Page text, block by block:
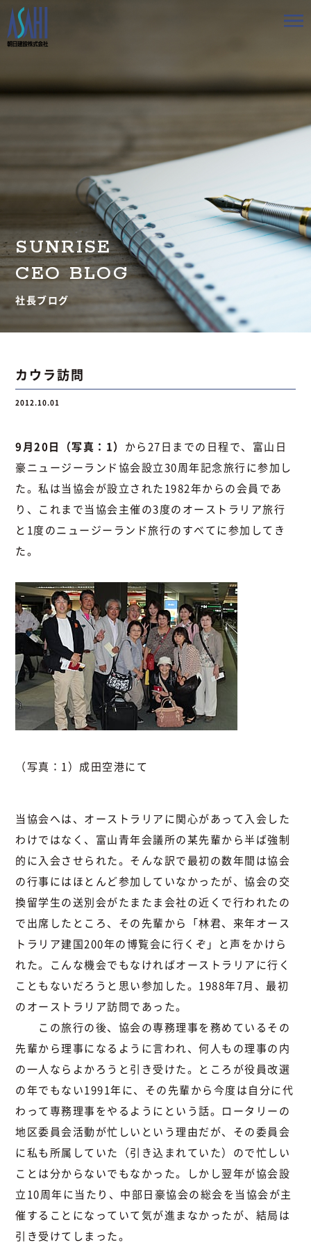
私たちの想いと強み
会社情報
お知らせ
お問い合わせ
SUNRISE
CEO BLOG
社長ブログ
カウラ訪問
2012.10.01
9月20日（写真：1） から27日までの日程で、富山日
豪ニュージーランド協会設立30周年記念旅行に参加し
た。私は当協会が設立された1982年からの会員であ
り、これまで当協会主催の3度のオーストラリア旅行
と1度のニュージーランド旅行のすべてに参加してき
た。
（写真：1）成田空港にて
当協会へは、オーストラリアに関心があって入会した
わけではなく、富山青年会議所の某先輩から半ば強制
的に入会させられた。そんな訳で最初の数年間は協会
の行事にはほとんど参加していなかったが、協会の交
換留学生の送別会がたまたま会社の近くで行われたの
で出席したところ、その先輩から「林君、来年オース
トラリア建国200年の博覧会に行くぞ」と声をかけら
れた。こんな機会でもなければオーストラリアに行く
こともないだろうと思い参加した。1988年7月、最初
のオーストラリア訪問であった。
この旅行の後、協会の専務理事を務めているその
先輩から理事になるように言われ、何人もの理事の内
の一人ならよかろうと引き受けた。ところが役員改選
の年でもない1991年に、その先輩から今度は自分に代
わって専務理事をやるようにという話。ロータリーの
地区委員会活動が忙しいという理由だが、その委員会
に私も所属していた（引き込まれていた）ので忙しい
ことは分からないでもなかった。しかし翌年が協会設
立10周年に当たり、中部日豪協会の総会を当協会が主
催することになっていて気が進まなかったが、結局は
引き受けてしまった。